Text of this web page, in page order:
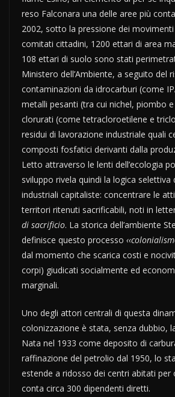
reso Falconara una delle aree più
2002, sotto la pressione dei
comitati cittadini, 1200 ettari di area
108 ettari di suolo sono stati
Ministero dell’Ambiente, a seguito del
contaminazioni da idrocarburi (come
metalli pesanti (tra cui nichel, piombo
clorurati (come tetracloroetilene e
residui di lavorazione industriale quali
composti fosfatici derivanti dalla
Letto attraverso le lenti dell’ecologia
sviluppo rivela quindi la logica selettiva
industriali capitaliste: concentrare le
territori ritenuti sacrificabili, noti in
di sacrificio. La storica dell’ambiente
definisce questo processo
dal momento che scarica costi e
corpi) giudicati socialmente ed
marginali.
Uno degli attori centrali di questa
colonizzazione è stata, senza dubbio,
Nata nel 1933 come deposito di
raffinazione del petrolio dal 1950, lo
estende a ridosso dei centri abitati per
conta circa 300 dipendenti diretti.